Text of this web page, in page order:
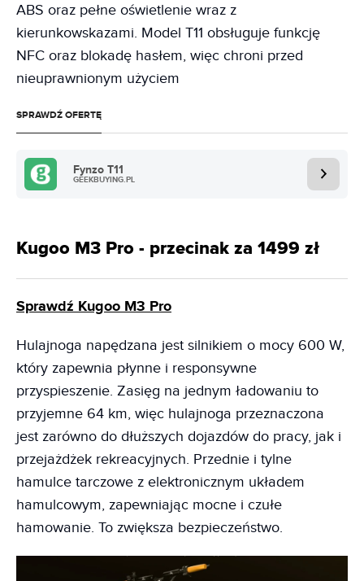
ABS oraz pełne oświetlenie wraz z
kierunkowskazami. Model T11 obsługuje funkcję
NFC oraz blokadę hasłem, więc chroni przed
nieuprawnionym użyciem
SPRAWDŹ OFERTĘ
Fynzo T11
GEEKBUYING.PL
Kugoo M3 Pro - przecinak za 1499 zł
Sprawdź Kugoo M3 Pro
Hulajnoga napędzana jest silnikiem o mocy 600 W,
który zapewnia płynne i responsywne
przyspieszenie. Zasięg na jednym ładowaniu to
przyjemne 64 km, więc hulajnoga przeznaczona
jest zarówno do dłuższych dojazdów do pracy, jak i
przejażdżek rekreacyjnych. Przednie i tylne
hamulce tarczowe z elektronicznym układem
hamulcowym, zapewniając mocne i czułe
hamowanie. To zwiększa bezpieczeństwo.